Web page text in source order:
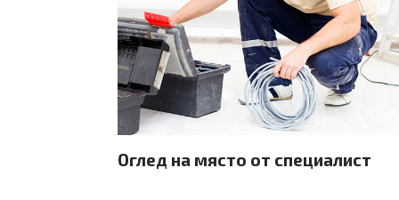
Оглед на място от специалист